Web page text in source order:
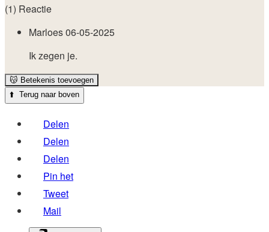
(1) Reactie
Marloes06-05-2025
Ik zegen je.
😽 Betekenis toevoegen
⬆️ Terug naar boven
Delen
Delen
Delen
Pin het
Tweet
Mail